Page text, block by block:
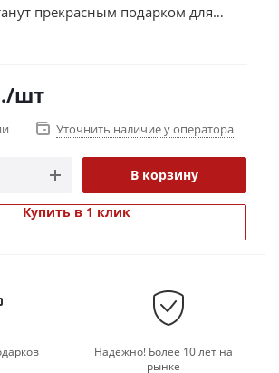
прекрасным подарком для
просто любителя настольных игр.
/шт
Уточнить наличие у оператора
В корзину
Купить в 1 клик
Надежно! Более 10 лет на
рынке